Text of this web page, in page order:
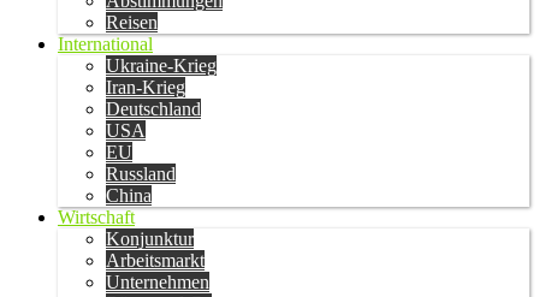
Reisen
International
Ukraine-Krieg
Iran-Krieg
Deutschland
USA
EU
Russland
China
Wirtschaft
Konjunktur
Arbeitsmarkt
Unternehmen